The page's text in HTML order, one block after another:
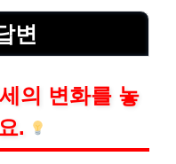
변
의 변화를 놓
.